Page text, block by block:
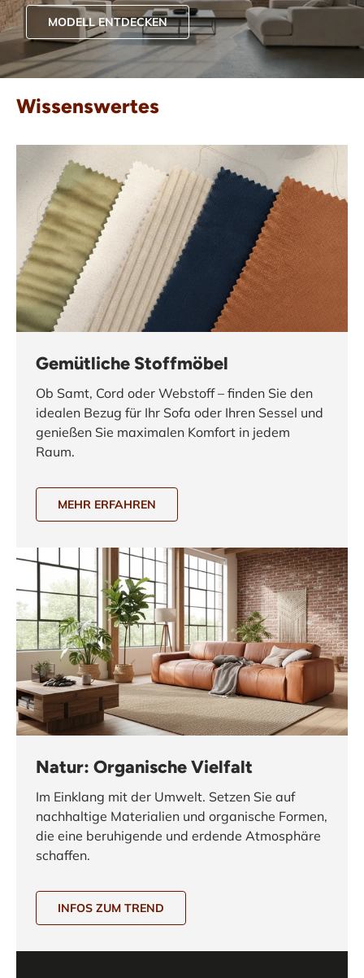
MODELL ENTDECKEN
Wissenswertes
Gemütliche Stoffmöbel
Ob Samt, Cord oder Webstoff – finden Sie den
idealen Bezug für Ihr Sofa oder Ihren Sessel und
genießen Sie maximalen Komfort in jedem
Raum.
MEHR ERFAHREN
Natur: Organische Vielfalt
Im Einklang mit der Umwelt. Setzen Sie auf
nachhaltige Materialien und organische Formen,
die eine beruhigende und erdende Atmosphäre
schaffen.
INFOS ZUM TREND